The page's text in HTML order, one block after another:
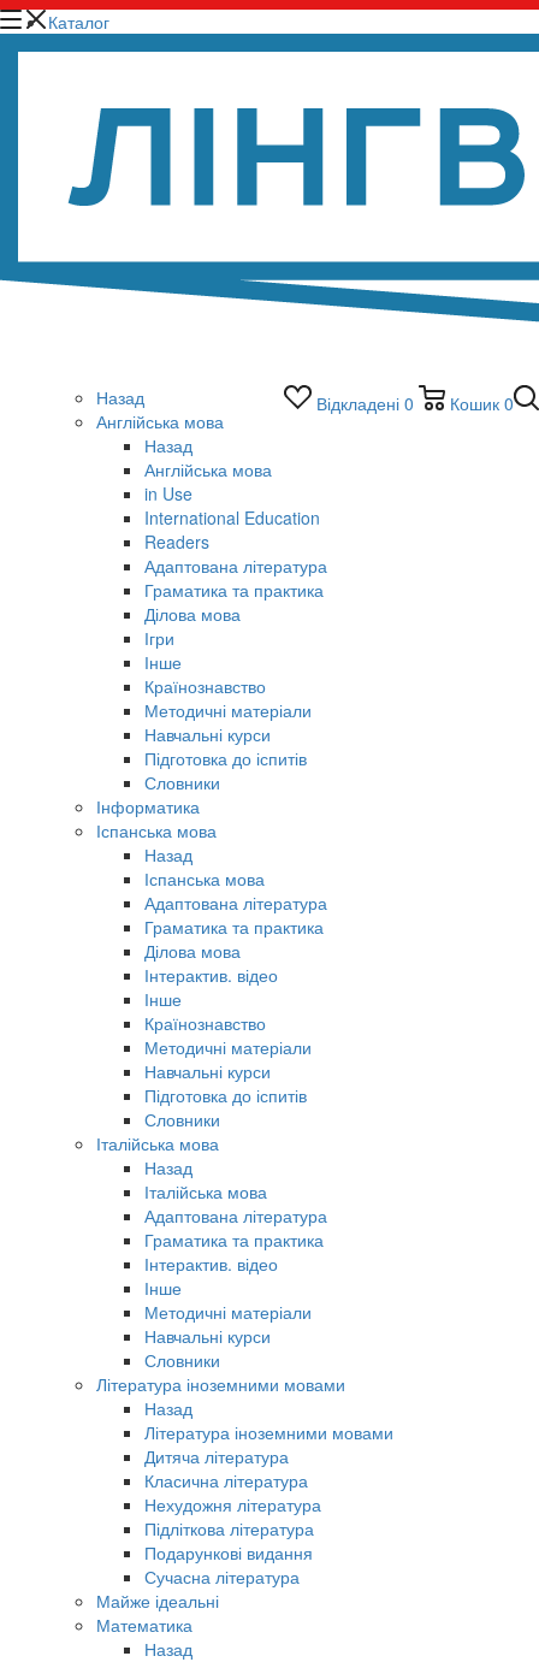
Відкладені 0 Кошик 0
Каталог
Назад
Англійська мова
Назад
Англійська мова
in Use
International Education
Readers
Адаптована література
Граматика та практика
Ділова мова
Ігри
Інше
Країнознавство
Методичні матеріали
Навчальні курси
Підготовка до іспитів
Словники
Інформатика
Іспанська мова
Назад
Іспанська мова
Адаптована література
Граматика та практика
Ділова мова
Інтерактив. відео
Інше
Країнознавство
Методичні матеріали
Навчальні курси
Підготовка до іспитів
Словники
Італійська мова
Назад
Італійська мова
Адаптована література
Граматика та практика
Інтерактив. відео
Інше
Методичні матеріали
Навчальні курси
Словники
Література іноземними мовами
Назад
Література іноземними мовами
Дитяча література
Класична література
Нехудожня література
Підліткова література
Подарункові видання
Сучасна література
Майже ідеальні
Математика
Назад